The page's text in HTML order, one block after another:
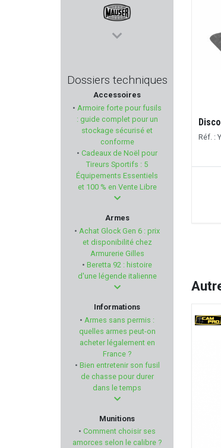
YILDIZ
MAUSER
SHOOTER'S CHOICE
FRANZEN
ARISAKA DEFENSE
BO MANUFACTURE
IMPALA PLUS
STEYR MANNLICHER
MESSERSCHMITT
SCALARWORKS
HOPPES
LEBEL
Dossiers techniques
Accessoires
• Armoire forte pour fusils
: guide complet pour un
stockage sécurisé et
conforme
• Cadeaux de Noël pour
Tireurs Sportifs : 5
Équipements Essentiels
et 100 % en Vente Libre
Armes
• Achat Glock Gen 6 : prix
et disponibilité chez
Armurerie Gilles
• Beretta 92 : histoire
d'une légende italienne
Informations
• Armes sans permis :
quelles armes peut-on
acheter légalement en
France ?
• Bien entretenir son fusil
de chasse pour durer
dans le temps
Munitions
• Comment choisir ses
amorces selon le calibre ?
Ejecteur pour 1911 TISAS
à partir de35,00 €
Réf. :